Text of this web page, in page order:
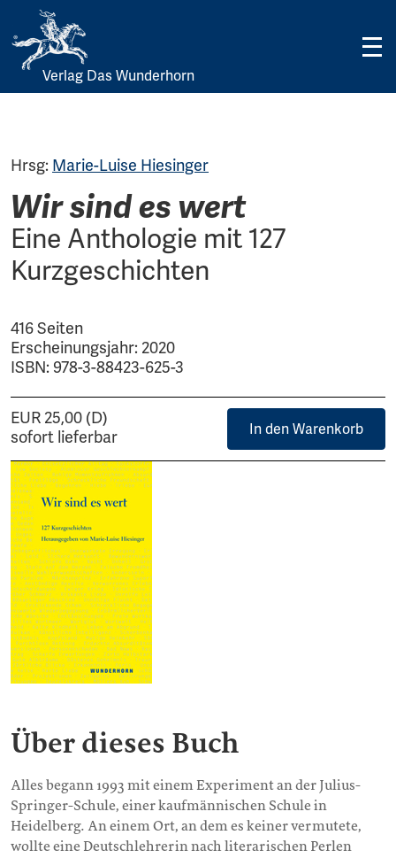
Skip
Verlag Das Wunderhorn
Hrsg: Marie-Luise Hiesinger
Wir sind es wert
Eine Anthologie mit 127
Kurzgeschichten
416 Seiten
Erscheinungsjahr: 2020
ISBN: 978-3-88423-625-3
EUR 25,00 (D)
sofort lieferbar
In den Warenkorb
Über dieses Buch
Alles begann 1993 mit einem Experiment an der Julius-
Springer-Schule, einer kaufmännischen Schule in
Heidelberg. An einem Ort, an dem es keiner vermutete,
wollte eine Deutschlehrerin nach literarischen Perlen